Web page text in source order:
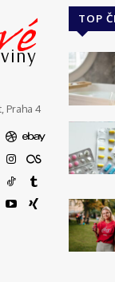
Praha 4
TOP